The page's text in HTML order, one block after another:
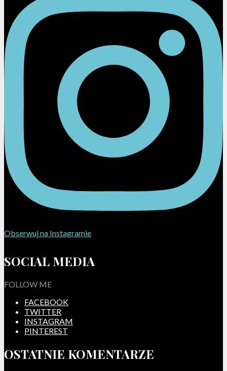
Obserwuj na Instagramie
SOCIAL MEDIA
FOLLOW ME
FACEBOOK
TWITTER
INSTAGRAM
PINTEREST
OSTATNIE KOMENTARZE